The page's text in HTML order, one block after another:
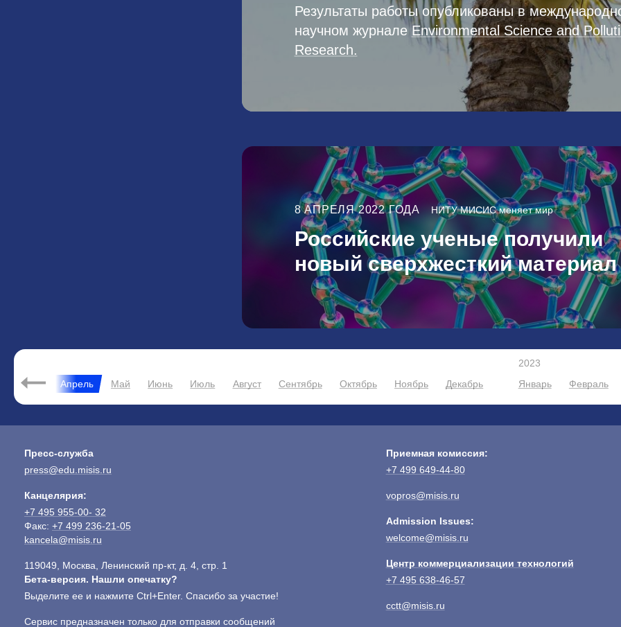
Март Апрель Май Июнь Июль Август Сентябрь Октябрь Ноябрь Декабрь
2023
Январь
Февраль
Результаты работы опубликованы в
научном журналеEnvironmental Science and
Research.
8 АПРЕЛЯ 2022 ГОДА НИТУ МИСИС меняет мир
Российские ученые получили
новый сверхжесткий материал
Пресс-служба
press@edu.misis.ru
Канцелярия:
+7 495 955-00- 32
Факс: +7 499 236-21-05
kancela@misis.ru
119049, Москва, Ленинский пр-кт, д. 4, стр. 1
Бета-версия. Нашли опечатку?
Выделите ее и нажмите Ctrl+Enter. Спасибо за участие!
Сервис предназначен только для отправки сообщений
Приемная комиссия:
+7 499 649-44-80
vopros@misis.ru
Admission Issues:
welcome@misis.ru
Центр коммерциализации технологий
+7 495 638-46-57
cctt@misis.ru